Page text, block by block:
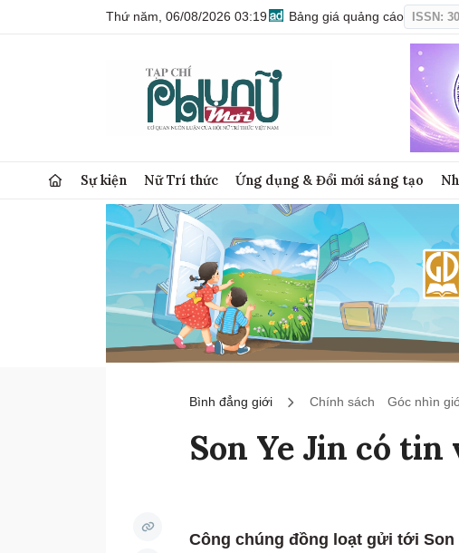
Thứ năm, 06/08/2026 03:19 Bảng giá quảng cáo ISSN:
Sự kiện Nữ Trí thức Ứng dụng & Đổi mới sáng tạo
Bình đẳng giới Chính sách Góc nhìn
Son Ye Jin có tin
Công chúng đồng loạt gửi tới